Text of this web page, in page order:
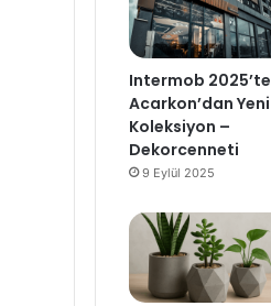
Intermob 2025’te
Acarkon’dan Yeni
Koleksiyon –
Dekorcenneti
9 Eylül 2025